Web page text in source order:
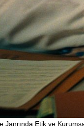
Janrında Etik ve